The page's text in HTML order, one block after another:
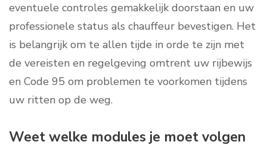
eventuele controles gemakkelijk doorstaan en uw
professionele status als chauffeur bevestigen. Het
is belangrijk om te allen tijde in orde te zijn met
de vereisten en regelgeving omtrent uw rijbewijs
en Code 95 om problemen te voorkomen tijdens
uw ritten op de weg.
Weet welke modules je moet volgen